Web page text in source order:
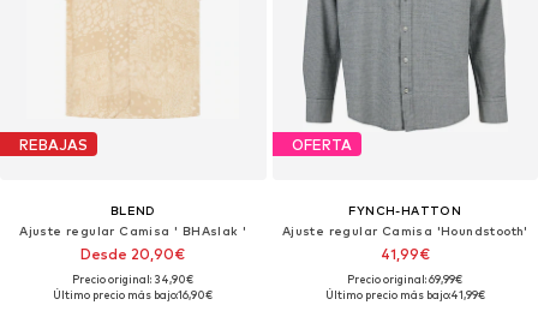
REBAJAS
BLEND
Ajuste regular Camisa ' BHAslak '
Desde 20,90€
Precio original: 34,90€
Último precio más bajo:16,90€
OFERTA
FYNCH-HATTON
Ajuste regular Camisa 'Houndstooth'
41,99€
Precio original: 69,99€
Último precio más bajo:41,99€